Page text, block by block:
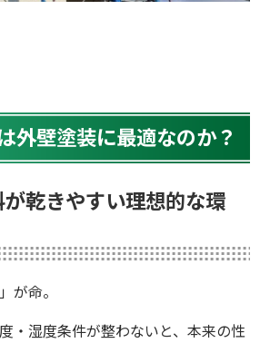
外壁塗装に最適なのか？
乾きやすい理想的な環
が命。
・湿度条件が整わないと、本来の性